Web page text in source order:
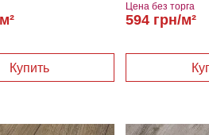
Цена без торга
594 грн/м²